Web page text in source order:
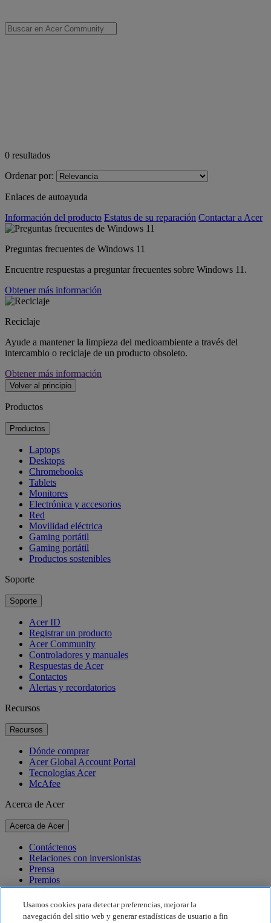
0 resultados
Ordenar por:
Enlaces de autoayuda
Información del producto Estatus de su reparación Contactar a Acer
Preguntas frecuentes de Windows 11
Encuentre respuestas a preguntar frecuentes sobre Windows 11.
Obtener más información
Reciclaje
Ayude a mantener la limpieza del medioambiente a través del
intercambio o reciclaje de un producto obsoleto.
Obtener más información
Volver al principio
Productos
Productos
Laptops
Desktops
Chromebooks
Tablets
Monitores
Electrónica y accesorios
Red
Movilidad eléctrica
Gaming portátil
Gaming portátil
Productos sostenibles
Soporte
Soporte
Acer ID
Registrar un producto
Acer Community
Controladores y manuales
Respuestas de Acer
Contactos
Alertas y recordatorios
Recursos
Recursos
Dónde comprar
Acer Global Account Portal
Tecnologías Acer
McAfee
Acerca de Acer
Acerca de Acer
Contáctenos
Relaciones con inversionistas
Prensa
Premios
Eventos
Sostenibilidad
Usamos cookies para detectar preferencias, mejorar la
navegación del sitio web y generar estadísticas de usuario a fin